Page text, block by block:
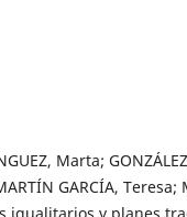
Marta;
GARCÍA, Teresa;
igualitarios y planes